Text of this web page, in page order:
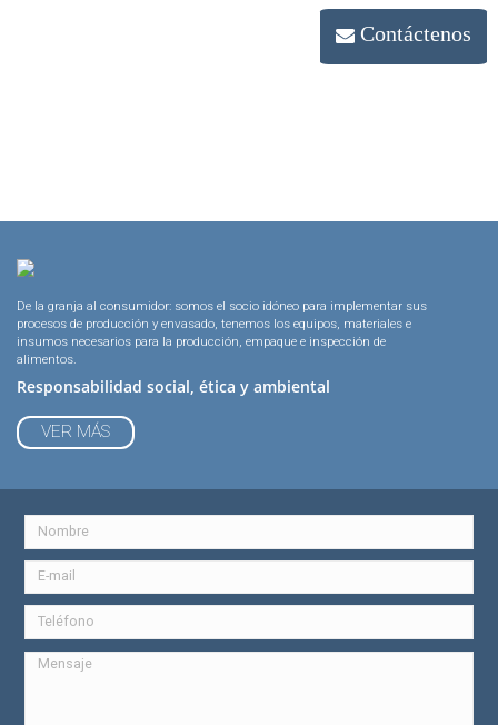
Contáctenos
De la granja al consumidor: somos el socio idóneo para implementar sus
procesos de producción y envasado, tenemos los equipos, materiales e
insumos necesarios para la producción, empaque e inspección de
alimentos.
Responsabilidad social, ética y ambiental
VER MÁS